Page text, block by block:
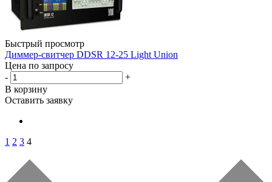
Быстрый просмотр
Диммер-свитчер DDSR 12-25 Light Union
Цена по запросу
-
+
В корзину
Оставить заявку
1 2 3 4